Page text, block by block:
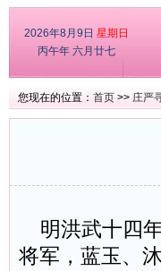
2026年8月9日 星期日
丙午年 六月廿七
您现在的位置： 首页 >> 庄严
明洪武十四
将军，蓝玉、